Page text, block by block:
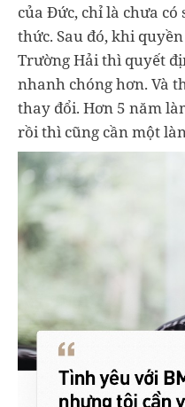
của Đức, chỉ là chưa
thức. Sau đó, khi
Trường Hải thì quyết
nhanh chóng hơn. Và
thay đổi. Hơn 5 năm
rồi thì cũng cần một